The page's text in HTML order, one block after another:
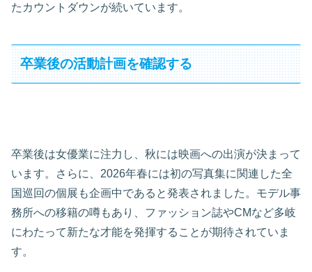
たカウントダウンが続いています。
卒業後の活動計画を確認する
卒業後は女優業に注力し、秋には映画への出演が決まって
います。さらに、2026年春には初の写真集に関連した全
国巡回の個展も企画中であると発表されました。モデル事
務所への移籍の噂もあり、ファッション誌やCMなど多岐
にわたって新たな才能を発揮することが期待されていま
す。